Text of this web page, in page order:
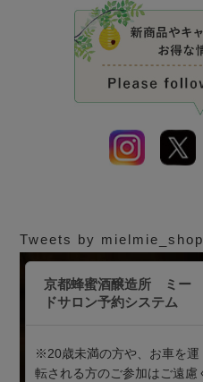
Tweets by mielmie_shop